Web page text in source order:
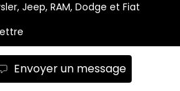
Envoyer un message
Jeep, RAM, Dodge et Fiat